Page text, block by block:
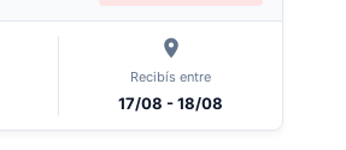
Recibís entre
17/08 - 18/08